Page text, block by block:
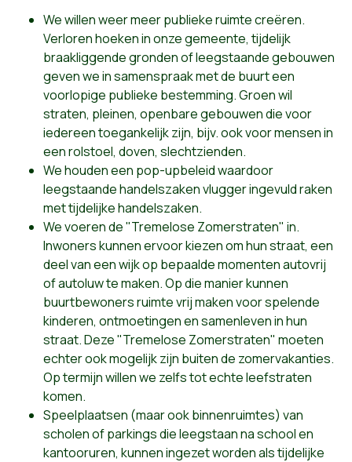
We willen weer meer publieke ruimte creëren.
Verloren hoeken in onze gemeente, tijdelijk
braakliggende gronden of leegstaande gebouwen
geven we in samenspraak met de buurt een
voorlopige publieke bestemming. Groen wil
straten, pleinen, openbare gebouwen die voor
iedereen toegankelijk zijn, bijv. ook voor mensen in
een rolstoel, doven, slechtzienden.
We houden een pop-upbeleid waardoor
leegstaande handelszaken vlugger ingevuld raken
met tijdelijke handelszaken.
We voeren de "Tremelose Zomerstraten" in.
Inwoners kunnen ervoor kiezen om hun straat, een
deel van een wijk op bepaalde momenten autovrij
of autoluw te maken. Op die manier kunnen
buurtbewoners ruimte vrij maken voor spelende
kinderen, ontmoetingen en samenleven in hun
straat. Deze "Tremelose Zomerstraten" moeten
echter ook mogelijk zijn buiten de zomervakanties.
Op termijn willen we zelfs tot echte leefstraten
komen.
Speelplaatsen (maar ook binnenruimtes) van
scholen of parkings die leegstaan na school en
kantooruren, kunnen ingezet worden als tijdelijke